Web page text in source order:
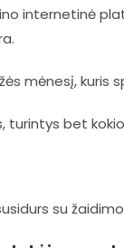
internetinė
mėnesį, kuris
turintys bet
su